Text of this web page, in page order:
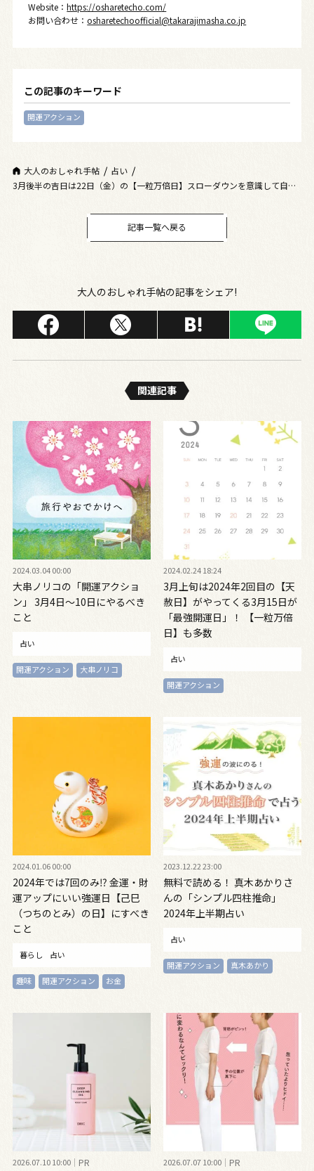
Website：https://osharetecho.com/
お問い合わせ：osharetechoofficial@takarajimasha.co.jp
この記事のキーワード
開運アクション
大人のおしゃれ手帖
占い
3月後半の吉日は22日（金）の【一粒万倍日】スローダウンを意識して自分
記事一覧へ戻る
大人のおしゃれ手帖の記事をシェア!
関連記事
2024.03.04 00:00
大串ノリコの「開運アクショ
ン」 3月4日～10日にやるべき
こと
占い
開運アクション 大串ノリコ
2024.02.24 18:24
3月上旬は2024年2回目の【天
赦日】がやってくる3月15日が
「最強開運日」！ 【一粒万倍
日】も多数
占い
開運アクション
2024.01.06 00:00
2024年では7回のみ⁉ 金運・財
運アップにいい強運日【己巳
（つちのとみ）の日】にすべき
こと
暮らし 占い
趣味 開運アクション お金
2023.12.22 23:00
無料で読める！ 真木あかりさ
んの「シンプル四柱推命」
2024年上半期占い
占い
開運アクション 真木あかり
2026.07.10 10:00 PR 2026.07.07 10:00 PR